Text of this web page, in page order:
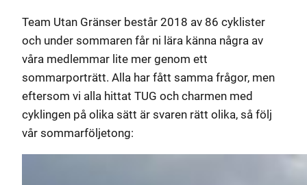
Team Utan Gränser består 2018 av 86 cyklister
och under sommaren får ni lära känna några av
våra medlemmar lite mer genom ett
sommarporträtt. Alla har fått samma frågor, men
eftersom vi alla hittat TUG och charmen med
cyklingen på olika sätt är svaren rätt olika, så följ
vår sommarföljetong: